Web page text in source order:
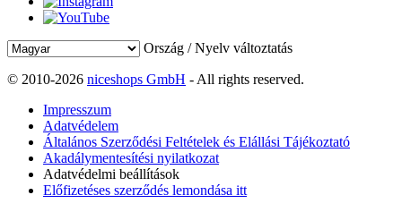
Ország / Nyelv változtatás
© 2010-2026 niceshops GmbH - All rights reserved.
Impresszum
Adatvédelem
Általános Szerződési Feltételek és Elállási Tájékoztató
Akadálymentesítési nyilatkozat
Adatvédelmi beállítások
Előfizetéses szerződés lemondása itt